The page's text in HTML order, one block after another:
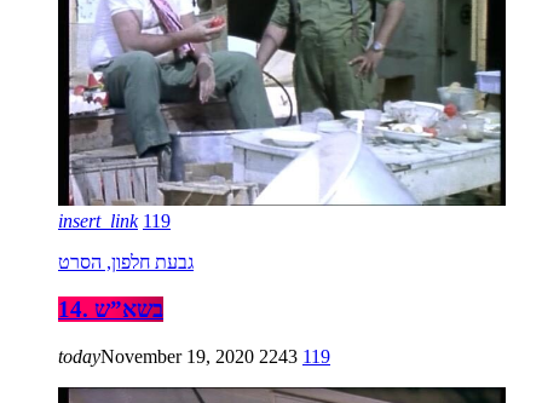
insert_link 119
גבעת חלפון, הסרט
14. בשא”ש
todayNovember 19, 2020 2243 119